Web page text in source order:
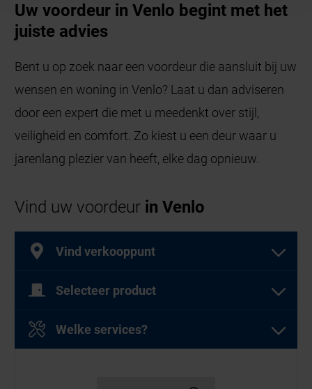
Uw voordeur in Venlo begint met het
juiste advies
Bent u op zoek naar een voordeur die aansluit bij uw
wensen en woning in Venlo? Laat u dan adviseren
door een expert die met u meedenkt over stijl,
veiligheid en comfort. Zo kiest u een deur waar u
jarenlang plezier van heeft, elke dag opnieuw.
Vind uw voordeur in Venlo
Vind verkooppunt
Selecteer product
Welke services?